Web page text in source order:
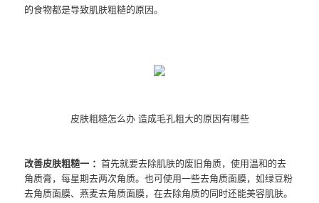
的食物都是导致肌肤粗糙的原因。
皮肤粗糙怎么办 造成毛孔粗大的原因有哪些
改善皮肤粗糙一 ：首先就要去除肌肤的废旧角质，使用温和的去
角质膏，每星期去两次角质。也可使用一些去角质面膜，如绿豆粉
去角质面膜、燕麦去角质面膜，在去除角质的同时还能美容肌肤。